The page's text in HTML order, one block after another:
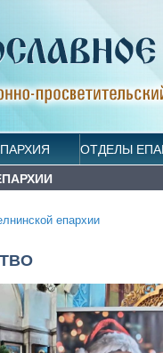
ОТДЕЛЫ
епархии